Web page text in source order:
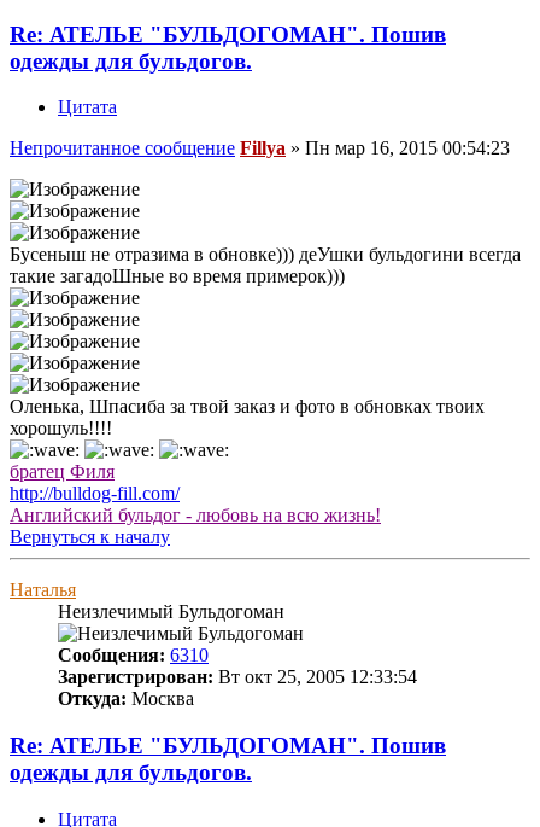
Re: АТЕЛЬЕ "БУЛЬДОГОМАН". Пошив
одежды для бульдогов.
Цитата
Непрочитанное сообщение Fillya » Пн мар 16, 2015 00:54:23
Бусеныш не отразима в обновке))) деУшки бульдогини всегда
такие загадоШные во время примерок)))
Оленька, Шпасиба за твой заказ и фото в обновках твоих
хорошуль!!!!
братец Филя
http://bulldog-fill.com/
Английский бульдог - любовь на всю жизнь!
Вернуться к началу
Наталья
Неизлечимый Бульдогоман
Сообщения: 6310
Зарегистрирован: Вт окт 25, 2005 12:33:54
Откуда: Москва
Re: АТЕЛЬЕ "БУЛЬДОГОМАН". Пошив
одежды для бульдогов.
Цитата